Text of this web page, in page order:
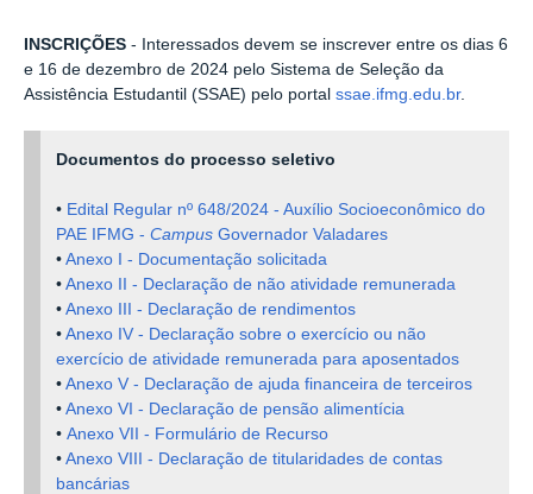
INSCRIÇÕES - Interessados devem se inscrever entre os dias 6
e 16 de dezembro de 2024 pelo Sistema de Seleção da
Assistência Estudantil (SSAE) pelo portal ssae.ifmg.edu.br.
Documentos do processo seletivo
• Edital Regular nº 648/2024 - Auxílio Socioeconômico do
PAE IFMG -Campus Governador Valadares
•Anexo I - Documentação solicitada
•Anexo II - Declaração de não atividade remunerada
•Anexo III - Declaração de rendimentos
•Anexo IV - Declaração sobre o exercício ou não
exercício de atividade remunerada para aposentados
•Anexo V - Declaração de ajuda financeira de terceiros
•Anexo VI - Declaração de pensão alimentícia
•Anexo VII - Formulário de Recurso
•Anexo VIII - Declaração de titularidades de contas
bancárias